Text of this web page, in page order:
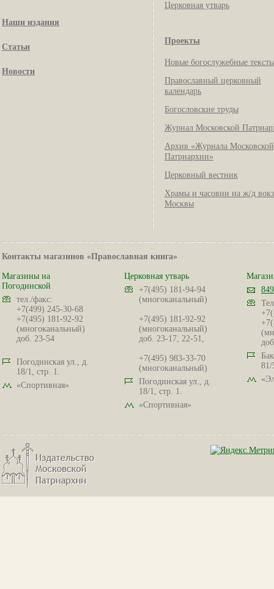
Наши издания
Статьи
Новости
Церковная утварь
Проекты
Новые богослужебные тексты
Православный церковный
календарь
Богословские труды
Журнал Московской
Архив «Журнала Московской
Патриархии»
Церковный вестник
Храмы и часовни на ж/д
Москвы
Контакты магазинов «Православная книга»
Магазины на
Погодинской
тел./факс:
+7(499) 245-30-68
+7(495) 181-92-92
(многоканальный)
доб. 23-54
Погодинская ул., д.
18/1, стр. 1.
«Спортивная»
Церковная утварь
+7(495) 181-94-94
(многоканальный)
+7(495) 181-92-92
(многоканальный)
доб. 23-17, 22-51,
+7(495) 983-33-70
(многоканальный)
Погодинская ул., д.
18/1, стр. 1.
«Спортивная»
81/